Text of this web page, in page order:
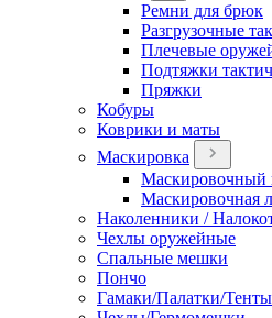
Ремни для брюк
Разгрузочные
Плечевые
Подтяжки
Пряжки
Кобуры
Коврики и маты
Маскировка
Маскировочный
Маскировочная
Наколенники /
Чехлы оружейные
Спальные мешки
Пончо
Гамаки/Палатки/Тенты